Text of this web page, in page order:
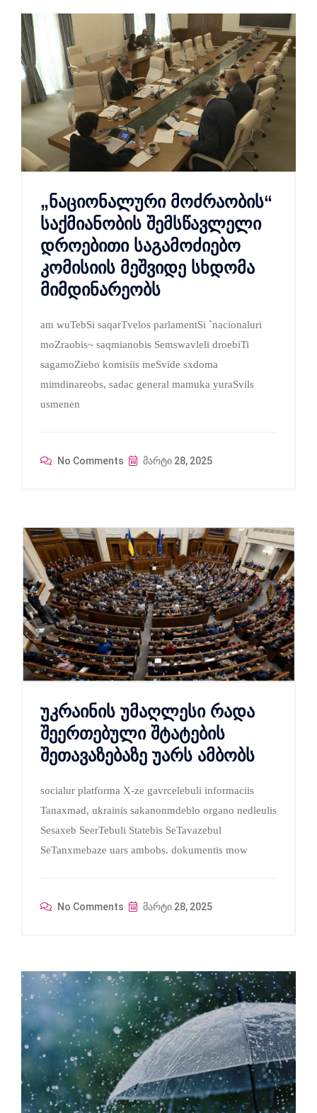
„ნაციონალური მოძრაობის“
საქმიანობის შემსწავლელი
დროებითი საგამოძიებო
კომისიის მეშვიდე სხდომა
მიმდინარეობს
am wuTebSi saqarTvelos parlamentSi `nacionaluri
moZraobis~ saqmianobis Semswavleli droebiTi
sagamoZiebo komisiis meSvide sxdoma
mimdinareobs, sadac general mamuka yuraSvils
usmenen
No Comments მარტი 28, 2025
უკრაინის უმაღლესი რადა
შეერთებული შტატების
შეთავაზებაზე უარს ამბობს
socialur platforma Х-ze gavrcelebuli informaciis
Tanaxmad, ukrainis sakanonmdeblo organo nedleulis
Sesaxeb SeerTebuli Statebis SeTavazebul
SeTanxmebaze uars ambobs. dokumentis mow
No Comments მარტი 28, 2025